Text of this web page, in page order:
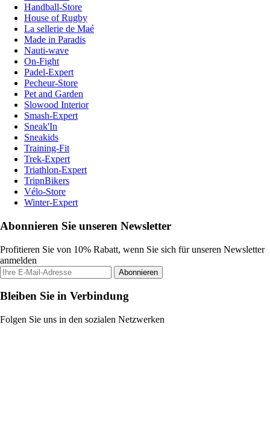
Handball-Store
House of Rugby
La sellerie de Maé
Made in Paradis
Nauti-wave
On-Fight
Padel-Expert
Pecheur-Store
Pet and Garden
Slowood Interior
Smash-Expert
Sneak'In
Sneakids
Training-Fit
Trek-Expert
Triathlon-Expert
TripnBikers
Vélo-Store
Winter-Expert
Abonnieren Sie unseren Newsletter
Profitieren Sie von 10% Rabatt, wenn Sie sich für unseren Newsletter
anmelden
Abonnieren
Bleiben Sie in Verbindung
Folgen Sie uns in den sozialen Netzwerken